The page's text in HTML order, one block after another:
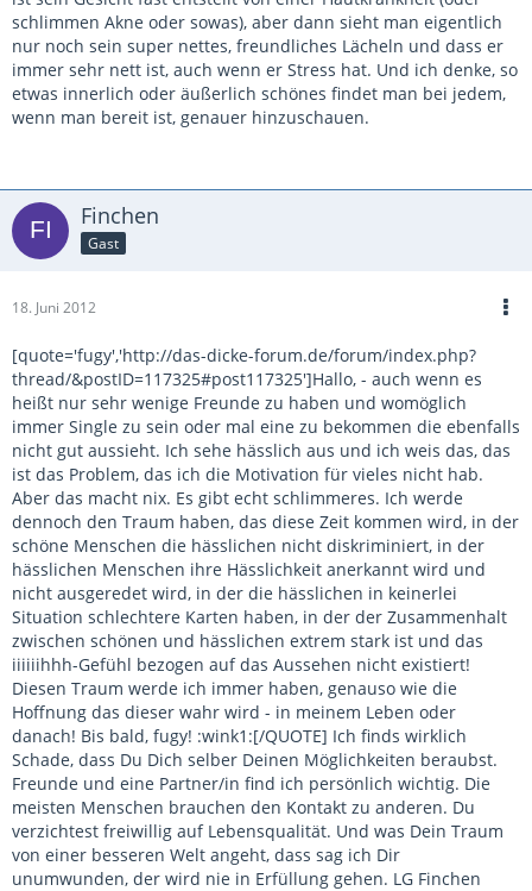
schlimmen Akne oder sowas), aber dann sieht man eigentlich
nur noch sein super nettes, freundliches Lächeln und dass er
immer sehr nett ist, auch wenn er Stress hat. Und ich denke, so
etwas innerlich oder äußerlich schönes findet man bei jedem,
wenn man bereit ist, genauer hinzuschauen.
Finchen
Gast
18. Juni 2012
[quote='fugy','http://das-dicke-forum.de/forum/index.php?
thread/&postID=117325#post117325']Hallo, - auch wenn es
heißt nur sehr wenige Freunde zu haben und womöglich
immer Single zu sein oder mal eine zu bekommen die ebenfalls
nicht gut aussieht. Ich sehe hässlich aus und ich weis das, das
ist das Problem, das ich die Motivation für vieles nicht hab.
Aber das macht nix. Es gibt echt schlimmeres. Ich werde
dennoch den Traum haben, das diese Zeit kommen wird, in der
schöne Menschen die hässlichen nicht diskriminiert, in der
hässlichen Menschen ihre Hässlichkeit anerkannt wird und
nicht ausgeredet wird, in der die hässlichen in keinerlei
Situation schlechtere Karten haben, in der der Zusammenhalt
zwischen schönen und hässlichen extrem stark ist und das
iiiiiihhh-Gefühl bezogen auf das Aussehen nicht existiert!
Diesen Traum werde ich immer haben, genauso wie die
Hoffnung das dieser wahr wird - in meinem Leben oder
danach! Bis bald, fugy! :wink1:[/QUOTE] Ich finds wirklich
Schade, dass Du Dich selber Deinen Möglichkeiten beraubst.
Freunde und eine Partner/in find ich persönlich wichtig. Die
meisten Menschen brauchen den Kontakt zu anderen. Du
verzichtest freiwillig auf Lebensqualität. Und was Dein Traum
von einer besseren Welt angeht, dass sag ich Dir
unumwunden, der wird nie in Erfüllung gehen. LG Finchen